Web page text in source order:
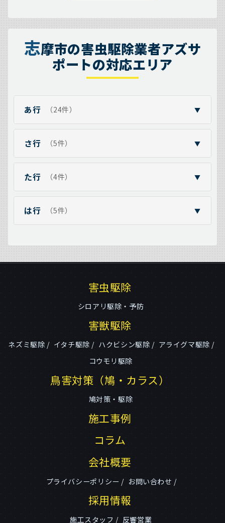
志摩市の害虫駆除業者アズサ
ポートの対応エリア
あ行 （24件） ▼
さ行 （5件） ▼
た行 （4件） ▼
は行 （5件） ▼
害虫駆除
シロアリ駆除・予防
害獣駆除
ネズミ駆除 イタチ駆除 ハクビシン駆除
アライグマ駆除
コウモリ駆除
鳥害対策（鳩・カラス）
鳩対策・駆除
施工事例
コラム
会社概要
プライバシーポリシー お問い合わせ
採用情報
施工スタッフ 反響営業